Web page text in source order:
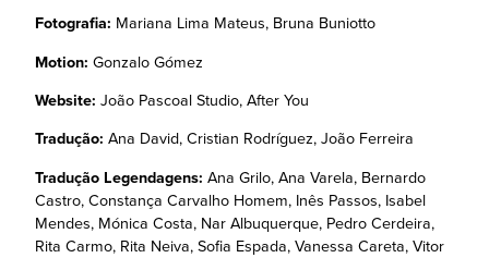
Fotografia: Mariana Lima Mateus, Bruna Buniotto
Motion: Gonzalo Gómez
Website: João Pascoal Studio, After You
Tradução: Ana David, Cristian Rodríguez, João Ferreira
Tradução Legendagens: Ana Grilo, Ana Varela, Bernardo
Castro, Constança Carvalho Homem, Inês Passos, Isabel
Mendes, Mónica Costa, Nar Albuquerque, Pedro Cerdeira,
Rita Carmo, Rita Neiva, Sofia Espada, Vanessa Careta, Vitor